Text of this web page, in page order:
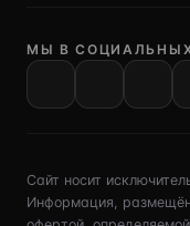
МЫ В
Сайт носит
Информация,